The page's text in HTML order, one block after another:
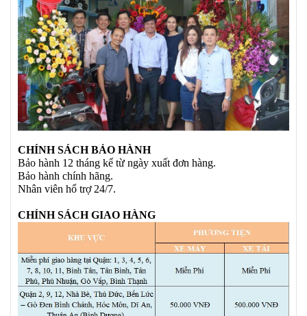
CHÍNH SÁCH BẢO HÀNH
Bảo hành 12 tháng kể từ ngày xuất đơn hàng.
Bảo hành chính hãng.
Nhân viên hổ trợ 24/7.
CHÍNH SÁCH GIAO HÀNG